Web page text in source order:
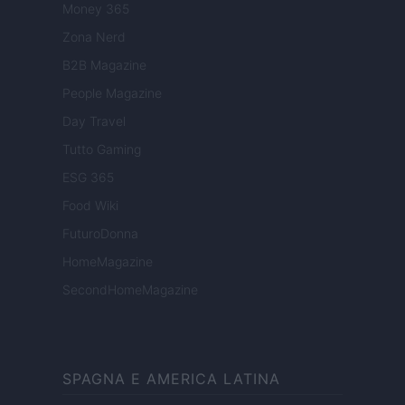
Money 365
Zona Nerd
B2B Magazine
People Magazine
Day Travel
Tutto Gaming
ESG 365
Food Wiki
FuturoDonna
HomeMagazine
SecondHomeMagazine
SPAGNA E AMERICA LATINA